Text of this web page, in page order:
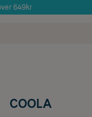
649kr
COOLA